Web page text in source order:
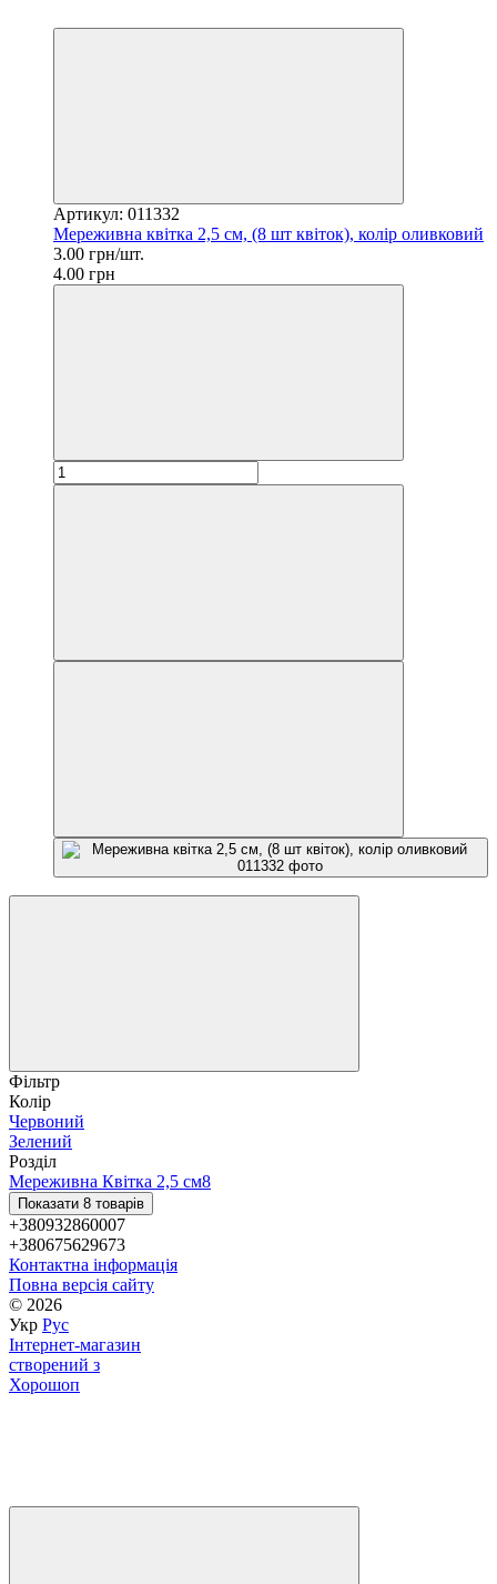
Артикул: 011332
Мереживна квітка 2,5 см, (8 шт квіток), колір оливковий
3.00 грн/шт.
4.00 грн
Фільтр
Колір
Червоний
Зелений
Розділ
Мереживна Квітка 2,5 см8
Показати 8 товарів
+380932860007
+380675629673
Контактна інформація
Повна версія сайту
© 2026
Укр Рус
Інтернет-магазин
створений з
Хорошоп